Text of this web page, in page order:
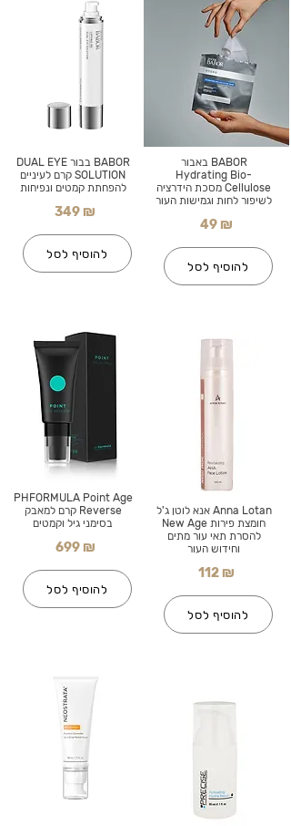
BABOR בבור DUAL EYE
SOLUTION קרם לעיניים
להפחתת קמטים ונפיחות
349 ₪
להוסיף לסל
PHFORMULA Point Age
Reverse קרם למאבק
בסימני גיל וקמטים
699 ₪
להוסיף לסל
BABOR באבור
Hydrating Bio-
Cellulose מסכת הידרציה
לשיפור לחות וגמישות העור
49 ₪
להוסיף לסל
Anna Lotan אנא לוטן ג'ל
חומצת פירות New Age
להסרת תאי עור מתים
וחידוש העור
112 ₪
להוסיף לסל